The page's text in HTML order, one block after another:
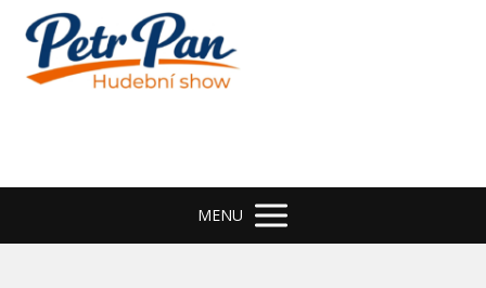
MENU